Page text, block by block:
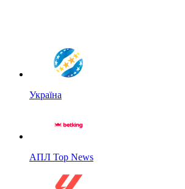
Україна
АПЛ Top News